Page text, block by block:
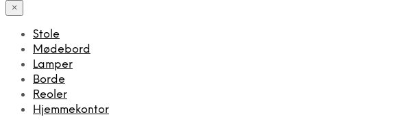
×
Stole
Mødebord
Lamper
Borde
Reoler
Hjemmekontor